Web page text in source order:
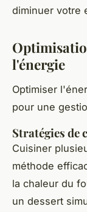
diminuer votre
l'énergie
Optimiser
pour une
Stratégies de
Cuisiner
méthode
la chaleur du
un dessert